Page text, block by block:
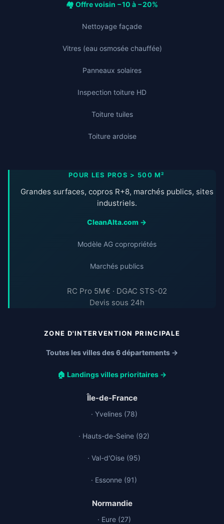
🏘️ Offre voisin −10 à −20%
Nettoyage façade
Vitres (eau osmosée chauffée)
Panneaux solaires
Inspection toiture HD
Toiture tuiles
Toiture ardoise
POUR LES PROS > 500 M²
Grandes surfaces, copros R+8, marchés publics, sites
industriels.
CleanAlta.com →
Modèle AG copropriétés
Marchés publics
RC Pro 5M€ · DGAC STS-02
Devis sous 24h
ZONE D'INTERVENTION PRINCIPALE
Toutes les villes des 6 départements →
🏠 Landings villes prioritaires →
Île-de-France
· Yvelines (78)
· Hauts-de-Seine (92)
· Val-d'Oise (95)
· Essonne (91)
Normandie
· Eure (27)